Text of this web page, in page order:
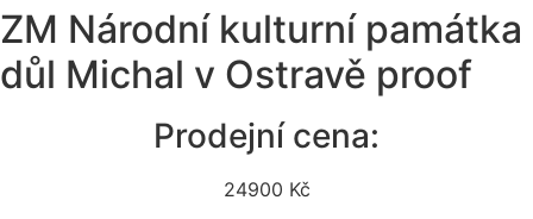
ZM Národní kulturní památka
důl Michal v Ostravě proof
Prodejní cena:
24900 Kč